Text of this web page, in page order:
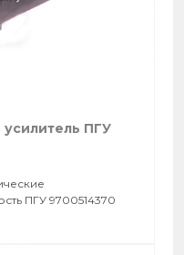
ПГУ
ПГУ 9700514370